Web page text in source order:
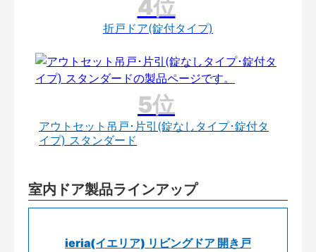
折戸ドア(錠付タイプ)
アウトセット吊戸･片引(錠なしタイプ･錠付タ
イプ) スタンダード
室内ドア製品ラインアップ
ieria(イエリア) リビングドア 開き戸